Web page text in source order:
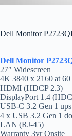
Dell Monitor
Dell Monitor
27″ Widescreen
4K 3840 x 2160 at
HDMI (HDCP 2.3)
DisplayPort 1.4
USB-C 3.2 Gen 1
4 x USB 3.2 Gen 1
LAN (RJ-45)
Warranty 3yr Onsite